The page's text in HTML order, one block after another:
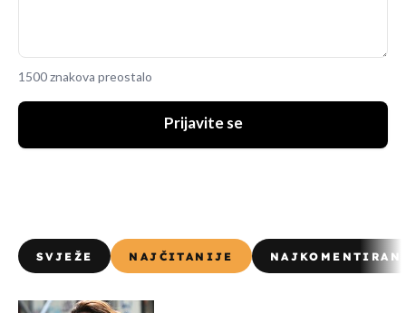
1500 znakova preostalo
Prijavite se
SVJEŽE NAJČITANIJE